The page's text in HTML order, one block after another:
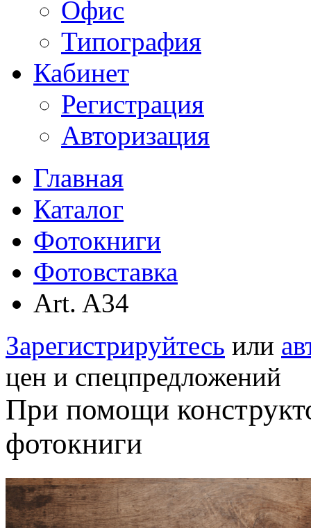
Офис
Типография
Кабинет
Регистрация
Авторизация
Главная
Каталог
Фотокниги
Фотовставка
Art. A34
Зарегистрируйтесь или
цен и спецпредложений
При помощи
фотокниги